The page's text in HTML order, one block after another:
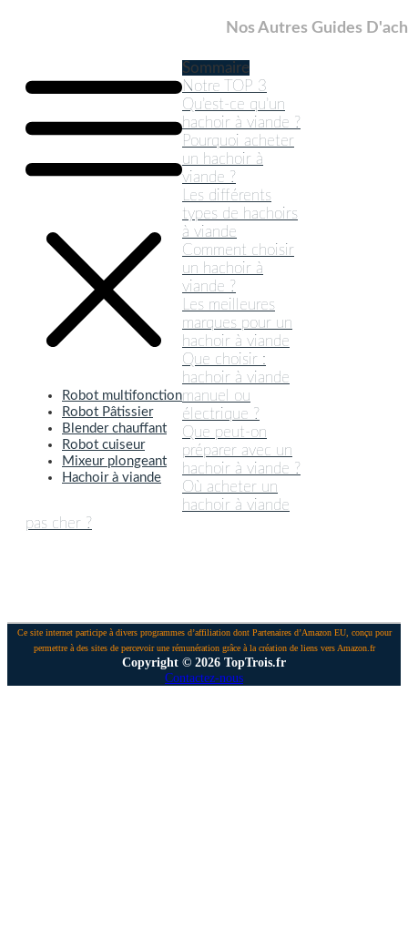
Nos Autres Guides
Robot multifonction
Robot Pâtissier
Blender chauffant
Robot cuiseur
Mixeur plongeant
Hachoir à viande
Sommaire
Notre TOP 3
Qu’est-ce qu’un
hachoir à viande ?
Pourquoi acheter
un hachoir à
viande ?
Les différents
types de hachoirs
à viande
Comment choisir
un hachoir à
viande ?
Les meilleures
marques pour un
hachoir à viande
Que choisir :
hachoir à viande
manuel ou
électrique ?
Que peut-on
préparer avec un
hachoir à viande ?
Où acheter un
hachoir à viande
pas cher ?
Ce site internet participe à divers programmes d’affiliation dont Partenaires d’Amazon EU, conçu pour
permettre à des sites de percevoir une rémunération grâce à la création de liens vers Amazon.fr
Copyright © 2026 TopTrois.fr
Contactez-nous